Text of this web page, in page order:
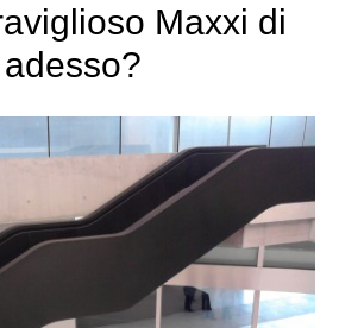
Maxxi di